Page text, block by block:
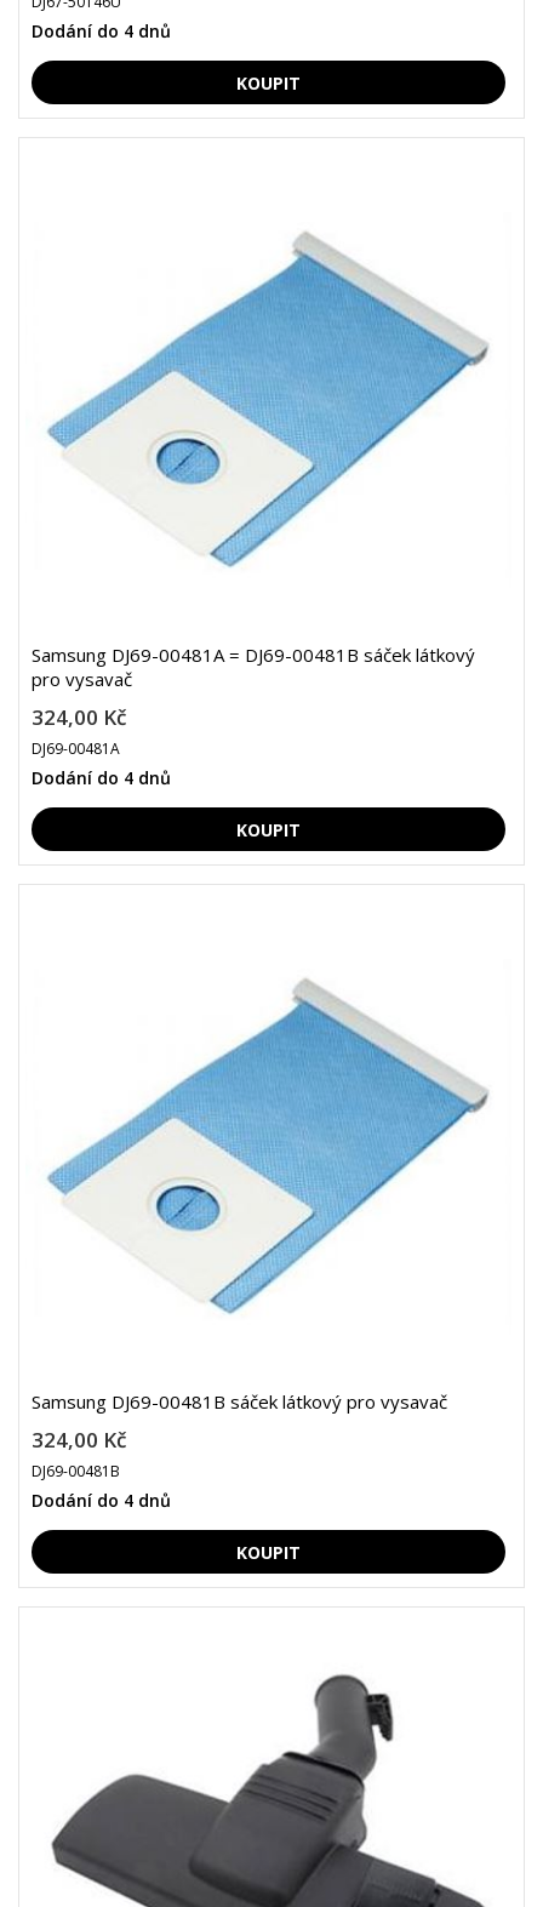
Dodání do 4 dnů
Samsung DJ69-00481A = DJ69-00481B sáček látkový
pro vysavač
324,00 Kč
DJ69-00481A
Dodání do 4 dnů
Samsung DJ69-00481B sáček látkový pro vysavač
324,00 Kč
DJ69-00481B
Dodání do 4 dnů